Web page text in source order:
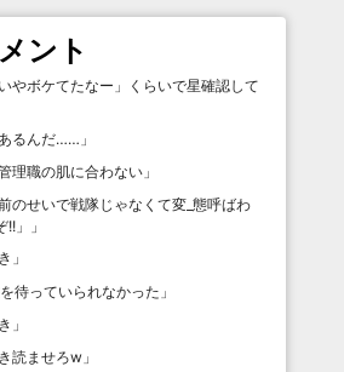
ント
やボケてたなー」くらいで星確認して
るんだ…… 」
理職の肌に合わない 」
のせいで戦隊じゃなくて変_態呼ばわ
」
」
」
っていられなかった 」
」
読ませろw 」